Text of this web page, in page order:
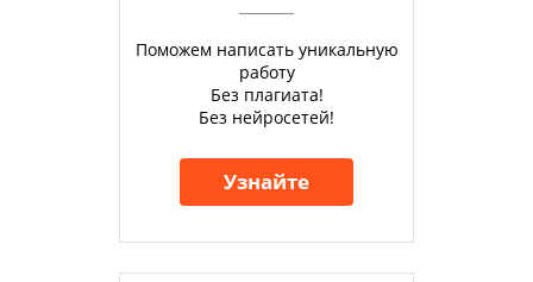
Поможем написать уникальную
работу
Без плагиата!
Без нейросетей!
Узнайте